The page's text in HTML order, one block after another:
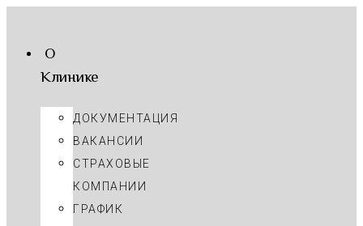
О
Клинике
ДОКУМЕНТАЦИЯ
ВАКАНСИИ
СТРАХОВЫЕ
КОМПАНИИ
ГРАФИК